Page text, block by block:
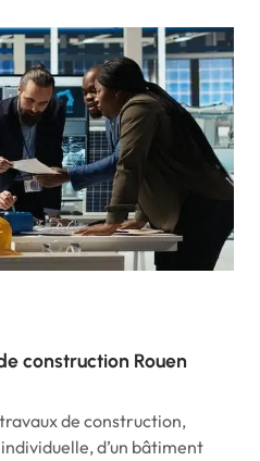
construction Rouen
de construction,
individuelle, d’un bâtiment